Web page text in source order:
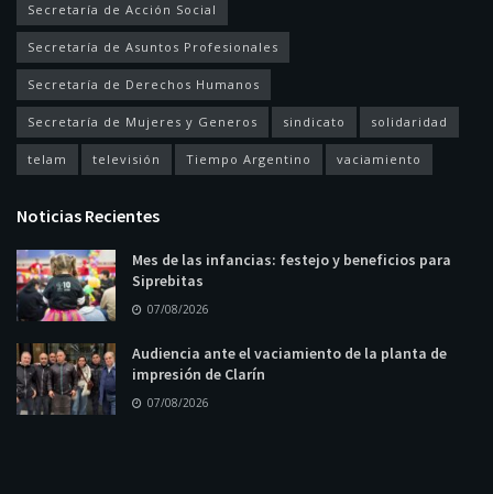
Secretaría de Acción Social
Secretaría de Asuntos Profesionales
Secretaría de Derechos Humanos
Secretaría de Mujeres y Generos sindicato solidaridad
telam televisión Tiempo Argentino vaciamiento
Noticias Recientes
Mes de las infancias: festejo y beneficios para
Siprebitas
07/08/2026
Audiencia ante el vaciamiento de la planta de
impresión de Clarín
07/08/2026